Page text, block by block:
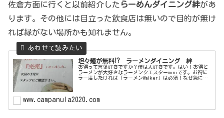
佐倉方面に行くと以前紹介した らーめんダイニング絆があ
ります。その他には目立った飲食店は無いので目的が無け
れば縁がない場所かも知れません。
坦々麺が無料⁉︎ ラーメンダイニング 絆
お得って言葉好きですか？僕は大好きです。はい！お得と
ラーメンが大好きなラーメンクエスターminiです。お得に
ラー活したければ「ラーメンWalker」は必須！なぜ急にお
www.campanula2020.com